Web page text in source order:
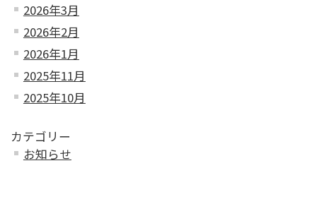
2026年3月
2026年2月
2026年1月
2025年11月
2025年10月
カテゴリー
お知らせ